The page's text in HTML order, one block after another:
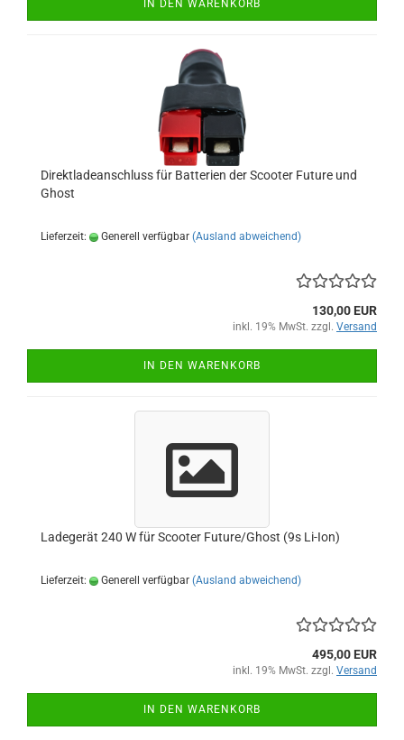
IN DEN WARENKORB
Direktladeanschluss für Batterien der Scooter Future und
Ghost
Lieferzeit: Generell verfügbar (Ausland abweichend)
130,00 EUR
inkl. 19% MwSt. zzgl. Versand
IN DEN WARENKORB
Ladegerät 240 W für Scooter Future/Ghost (9s Li-Ion)
Lieferzeit: Generell verfügbar (Ausland abweichend)
495,00 EUR
inkl. 19% MwSt. zzgl. Versand
IN DEN WARENKORB